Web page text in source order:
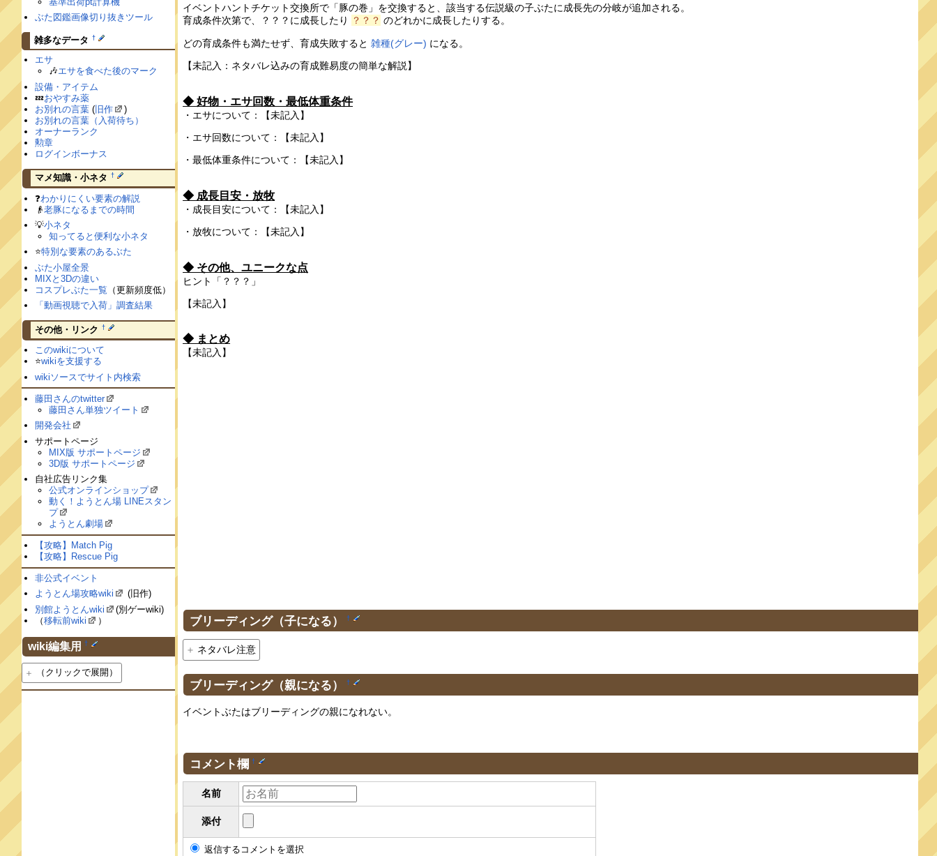
イベントハントチケット交換所で「豚の巻」を交換すると、該当する伝説級の子ぶたに成長先の分岐が追加される。
育成条件次第で、？？？に成長したり
？？？ のどれかに成長したりする。
どの育成条件も満たせず、育成失敗すると雑種(グレー) になる。
【未記入：ネタバレ込みの育成難易度の簡単な解説】
◆ 好物・エサ回数・最低体重条件
・エサについて：【未記入】
・エサ回数について：【未記入】
・最低体重条件について：【未記入】
◆ 成長目安・放牧
・成長目安について：【未記入】
・放牧について：【未記入】
◆ その他、ユニークな点
ヒント「？？？」
【未記入】
◆ まとめ
【未記入】
ブリーディング（子になる） †
ネタバレ注意
ブリーディング（親になる） †
イベントぶたはブリーディングの親になれない。
コメント欄 †
名前
添付
返信するコメントを選択
ぶた図鑑画像切り抜きツール
雑多なデータ †
エサ
🎶エサを食べた後のマーク
設備・アイテム
💤おやすみ薬
お別れの言葉 (旧作
)
お別れの言葉（入荷待ち）
オーナーランク
勲章
ログインボーナス
マメ知識・小ネタ †
❓わかりにくい要素の解説
👴老豚になるまでの時間
💡小ネタ
知ってると便利な小ネタ
⭐️特別な要素のあるぶた
ぶた小屋全景
MIXと3Dの違い
コスプレぶた一覧 （更新頻度低）
「動画視聴で入荷」調査結果
その他・リンク †
このwikiについて
⭐️wikiを支援する
wikiソースでサイト内検索
藤田さんのtwitter
藤田さん単独ツイート
開発会社
サポートページ
MIX版 サポートページ
3D版 サポートページ
自社広告リンク集
公式オンラインショップ
動く！ようとん場 LINEスタン
プ
ようとん劇場
【攻略】Match Pig
【攻略】Rescue Pig
非公式イベント
ようとん場攻略wiki
(旧作)
別館ようとんwiki
(別ゲーwiki)
（移転前wiki ）
wiki編集用 †
（クリックで展開）